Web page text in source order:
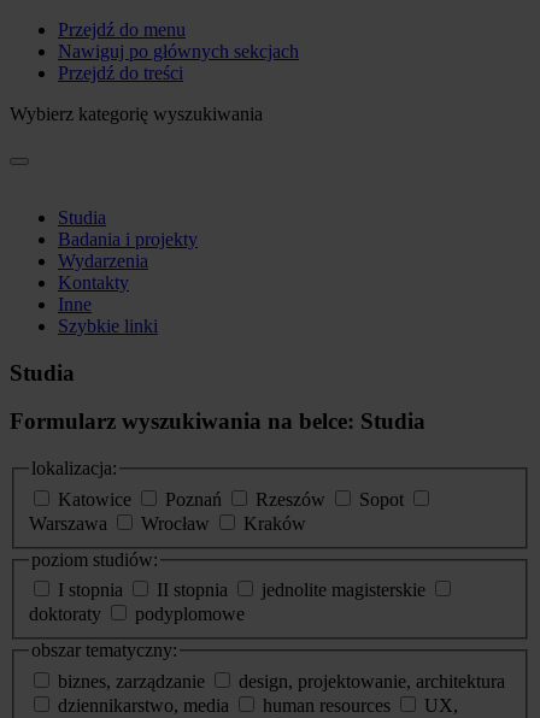
Przejdź do menu
Nawiguj po głównych sekcjach
Przejdź do treści
Wybierz kategorię wyszukiwania
Studia
Badania i projekty
Wydarzenia
Kontakty
Inne
Szybkie linki
Studia
Formularz wyszukiwania na belce: Studia
lokalizacja:
Katowice
Poznań Rzeszów
Sopot
Warszawa
Wrocław
Kraków
poziom studiów:
I stopnia
II stopnia
jednolite magisterskie
doktoraty
podyplomowe
obszar tematyczny:
biznes, zarządzanie
design, projektowanie, architektura
dziennikarstwo, media
human resources
UX,